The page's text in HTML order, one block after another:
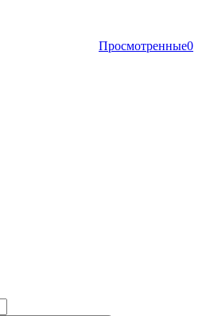
Просмотренные0